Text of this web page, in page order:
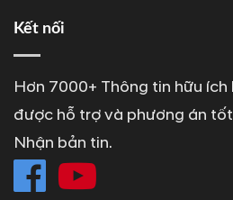
Kết nối
Hơn 7000+ Thông tin hữu
được hỗ trợ và phương án
Nhận bản tin.